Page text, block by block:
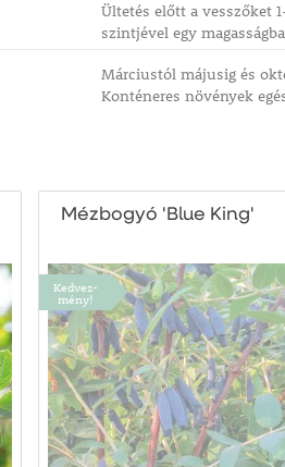
Ültetés előtt a vesszőket
szintjével egy
Márciustól májusig és
Konténeres növények
Mézbogyó 'Blue King'
Kedvez-
mény!